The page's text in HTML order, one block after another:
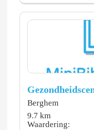
Berghem
9.7 km
Waardering: